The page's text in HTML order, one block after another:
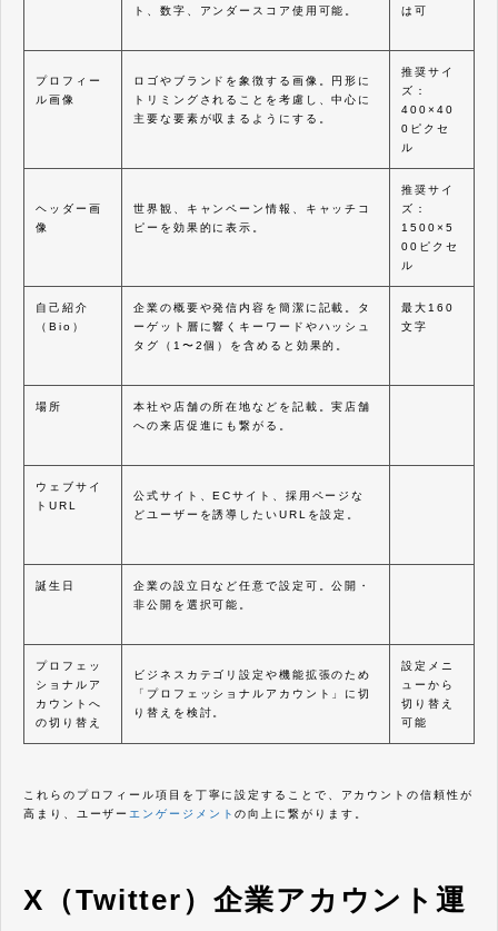
ト、数字、アンダースコア使用可能。
は可
プロフィー
ル画像
ロゴやブランドを象徴する画像。円形に
トリミングされることを考慮し、中心に
主要な要素が収まるようにする。
推奨サイ
ズ：
400×40
0ピクセ
ル
ヘッダー画
像
世界観、キャンペーン情報、キャッチコ
ピーを効果的に表示。
推奨サイ
ズ：
1500×5
00ピクセ
ル
自己紹介
（Bio）
企業の概要や発信内容を簡潔に記載。タ
ーゲット層に響くキーワードやハッシュ
タグ（1〜2個）を含めると効果的。
最大160
文字
場所
本社や店舗の所在地などを記載。実店舗
への来店促進にも繋がる。
ウェブサイ
トURL
公式サイト、ECサイト、採用ページな
どユーザーを誘導したいURLを設定。
誕生日
企業の設立日など任意で設定可。公開・
非公開を選択可能。
プロフェッ
ショナルア
カウントへ
の切り替え
ビジネスカテゴリ設定や機能拡張のため
「プロフェッショナルアカウント」に切
り替えを検討。
設定メニ
ューから
切り替え
可能
これらのプロフィール項目を丁寧に設定することで、アカウントの信頼性が
高まり、ユーザーエンゲージメントの向上に繋がります。
X（Twitter）企業アカウント運